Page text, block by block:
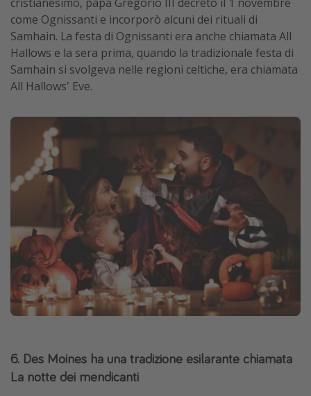
come Ognissanti e incorporò alcuni dei rituali di
Samhain. La festa di Ognissanti era anche chiamata All
Hallows e la sera prima, quando la tradizionale festa di
Samhain si svolgeva nelle regioni celtiche, era chiamata
All Hallows' Eve.
6. Des Moines ha una tradizione esilarante chiamata
La notte dei mendicanti